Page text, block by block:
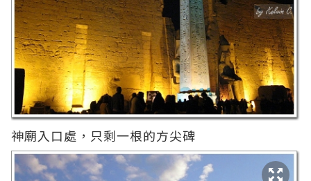
神廟入口處，只剩一根的方尖碑